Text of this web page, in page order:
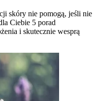
skóry nie pomogą, jeśli nie
Ciebie 5 porad
i skutecznie wesprą